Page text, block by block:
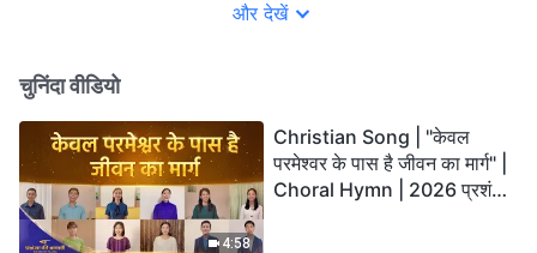
और देखें
चुनिंदा वीडियो
4:58
Christian Song | "केवल
परमेश्वर के पास है जीवन का मार्ग" |
Choral Hymn | 2026 प्रशंसा